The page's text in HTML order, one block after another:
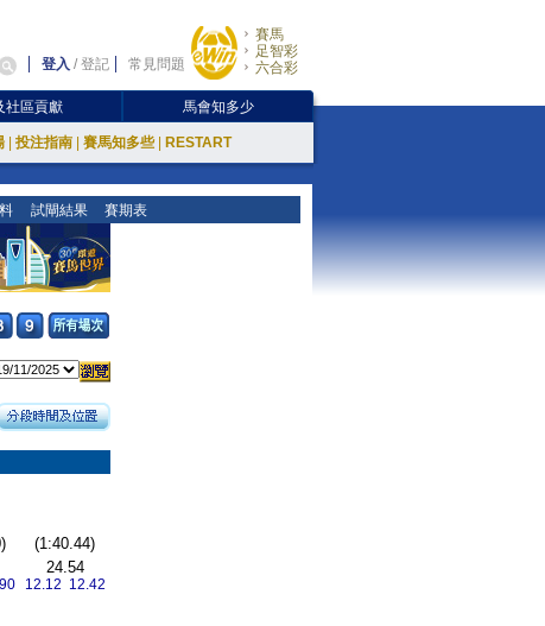
登入 /登記 常見問題
賽馬
足智彩
六合彩
社區貢獻 馬會知多少
投注指南 賽馬知多些 RESTART
試閘結果 賽期表
(1:40.44)
24.54
12.12 12.42